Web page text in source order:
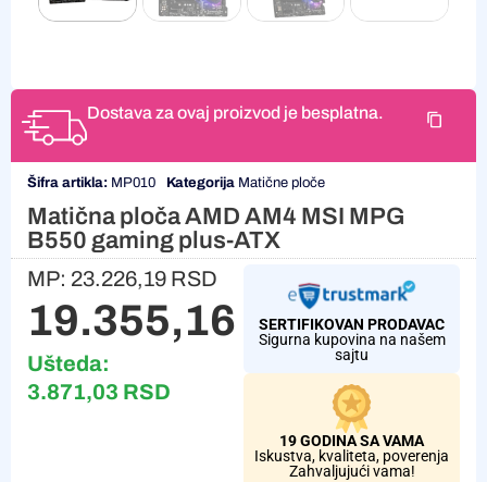
Dostava za ovaj proizvod je besplatna.
Šifra artikla: MP010 Kategorija Matične ploče
Matična ploča AMD AM4 MSI MPG
B550 gaming plus-ATX
MP: 23.226,19 RSD
19.355,16 RSD
Ušteda:
3.871,03 RSD
SERTIFIKOVAN PRODAVAC
Sigurna kupovina na našem
sajtu
19 GODINA SA VAMA
Iskustva, kvaliteta, poverenja
Zahvaljujući vama!